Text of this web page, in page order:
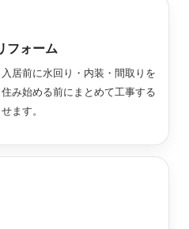
フォーム
居前に水回り・内装・間取りを
み始める前にまとめて工事する
ます。